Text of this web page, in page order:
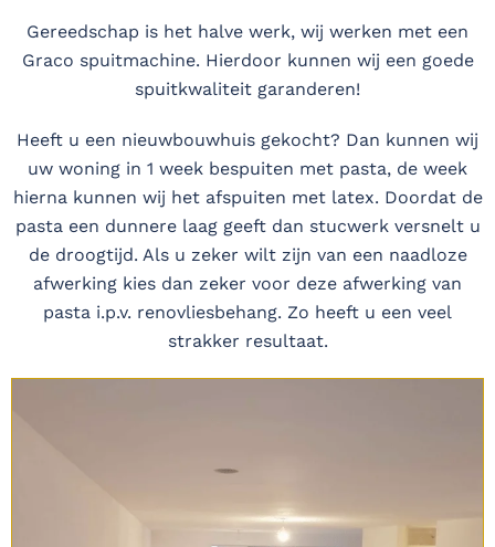
Gereedschap is het halve werk, wij werken met een
Graco spuitmachine. Hierdoor kunnen wij een goede
spuitkwaliteit garanderen!
Heeft u een nieuwbouwhuis gekocht? Dan kunnen wij
uw woning in 1 week bespuiten met pasta, de week
hierna kunnen wij het afspuiten met latex. Doordat de
pasta een dunnere laag geeft dan stucwerk versnelt u
de droogtijd. Als u zeker wilt zijn van een naadloze
afwerking kies dan zeker voor deze afwerking van
pasta i.p.v. renovliesbehang. Zo heeft u een veel
strakker resultaat.